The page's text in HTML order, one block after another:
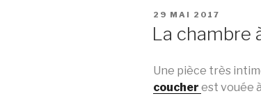
PUBLIÉ
29 MAI 2017
La chambre
Une pièce très
coucher est vouée